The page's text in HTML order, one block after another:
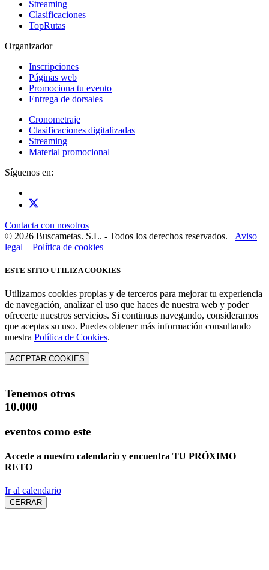
Streaming
Clasificaciones
TopRutas
Organizador
Inscripciones
Páginas web
Promociona tu evento
Entrega de dorsales
Cronometraje
Clasificaciones digitalizadas
Streaming
Material promocional
Síguenos en:
Contacta con nosotros
© 2026 Buscametas. S.L. - Todos los derechos reservados. Aviso
legal
Política de cookies
ESTE SITIO UTILIZA COOKIES
Utilizamos cookies propias y de terceros para mejorar tu experiencia
de navegación, analizar el uso que haces de nuestra web y poder
ofrecerte nuestros servicios. Si continuas navegando, consideramos
que aceptas su uso. Puedes obtener más información consultando
nuestra Política de Cookies.
ACEPTAR COOKIES
Tenemos otros
10.000
eventos como este
Accede a nuestro calendario y encuentra TU PRÓXIMO
RETO
Ir al calendario
CERRAR